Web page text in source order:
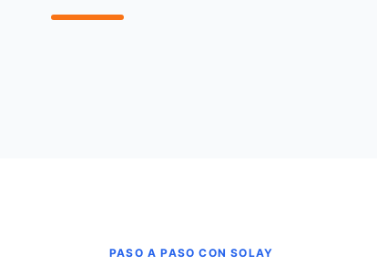
PASO A PASO CON SOLAY